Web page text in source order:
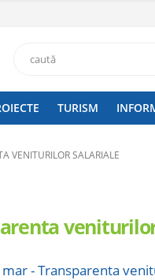
TURISM
VENITURILOR SALARIALE
- Transparenta